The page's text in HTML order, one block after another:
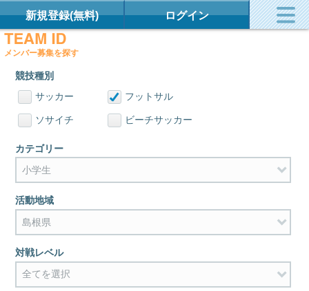
新規登録(無料) ログイン
メンバー募集を探す
競技種別
サッカー
フットサル
ソサイチ ビーチサッカー
カテゴリー
活動地域
対戦レベル